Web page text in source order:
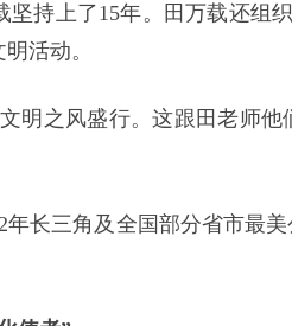
持上了15年。田万载还组
活动。
明之风盛行。这跟田老师
年长三角及全国部分省市最